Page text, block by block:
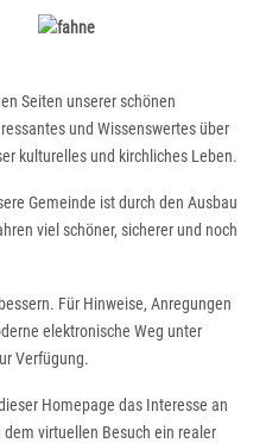
Seiten unserer schönen
und Wissenswertes über
kulturelles und kirchliches Leben.
Gemeinde ist durch den Ausbau
viel schöner, sicherer und noch
Für Hinweise, Anregungen
elektronische Weg unter
Verfügung.
Homepage das Interesse an
virtuellen Besuch ein realer